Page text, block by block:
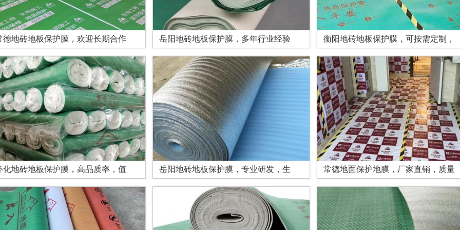
德地砖地板保护膜，欢迎长期合作 岳阳地砖地板保护膜，多年行业经验 衡阳地砖地板保护膜，可按需定制，
化地砖地板保护膜，高品质率，值 岳阳地砖地板保护膜，专业研发，生 常德地面保护地膜，厂家直销，质量